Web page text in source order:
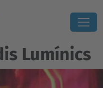
Lumínics